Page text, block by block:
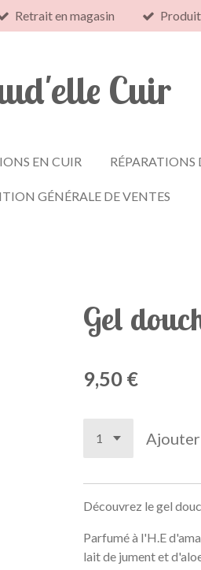
Retrait en magasin
Cuir
EN CUIR RÉPARATIONS
GÉNÉRALE DE VENTES
Gel
9,50 €
Découvrez le gel
Parfumé à l'H.E
lait de jument et